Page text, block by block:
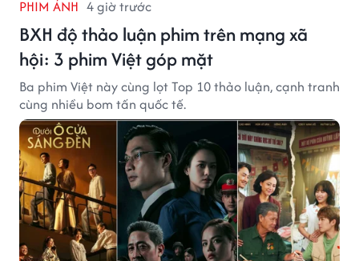
PHIM ẢNH 4 giờ trước
BXH độ thảo luận phim trên mạng xã
hội: 3 phim Việt góp mặt
Ba phim Việt này cùng lọt Top 10 thảo luận, cạnh tranh
cùng nhiều bom tấn quốc tế.